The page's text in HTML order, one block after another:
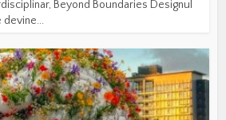
Beyond Boundaries Designul
devine...